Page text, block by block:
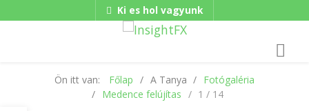
Ki es hol vagyunk
Ön itt van: Főlap A Tanya
Fotógaléria
Medence felújítas
1 / 14